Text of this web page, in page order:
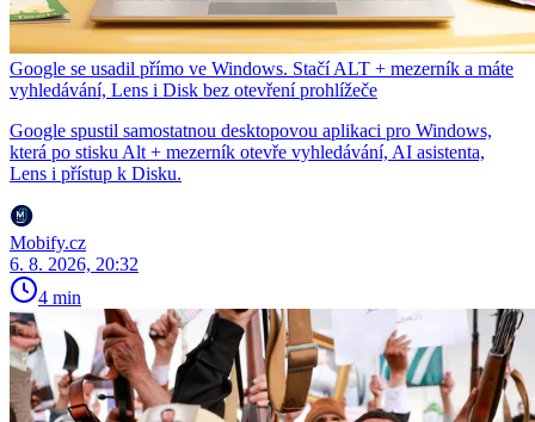
Google se usadil přímo ve Windows. Stačí ALT + mezerník a máte
vyhledávání, Lens i Disk bez otevření prohlížeče
Google spustil samostatnou desktopovou aplikaci pro Windows,
která po stisku Alt + mezerník otevře vyhledávání, AI asistenta,
Lens i přístup k Disku.
Mobify.cz
6. 8. 2026, 20:32
4 min